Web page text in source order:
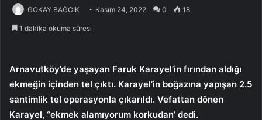
GÖKAY BAĞCIK Kasım 24, 2022 0 18
1 dakika okuma süresi
Arnavutköy’de yaşayan Faruk Karayel’in fırından aldığı
ekmeğin içinden tel çıktı. Karayel’in boğazına yapışan 2.5
santimlik tel operasyonla çıkarıldı. Vefattan dönen
Karayel, “ekmek alamıyorum korkudan’ dedi.